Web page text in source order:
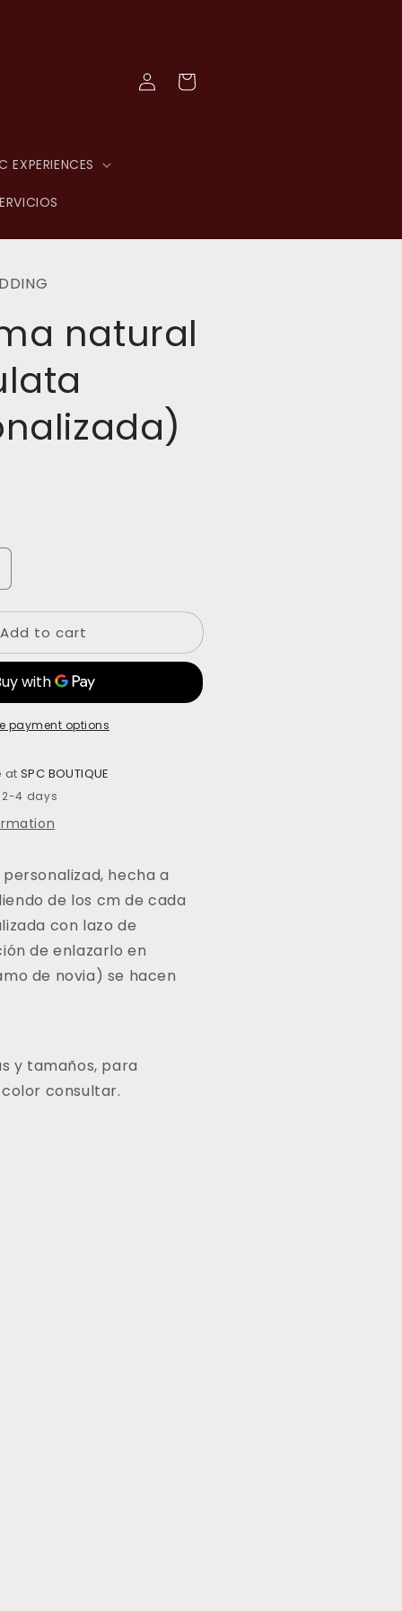
EXPERIENCES
Log
in
Cart
natural
Add to cart
payment options
atSPC BOUTIQUE
2-4 days
hecha a
de los cm de cada
con lazo de
de enlazarlo en
de novia) se hacen
y tamaños, para
consultar.